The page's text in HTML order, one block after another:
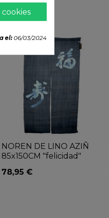
NOREN DE LINO AZIÑ
85x150CM "felicidad"
78,95 €
el:06/03/2024